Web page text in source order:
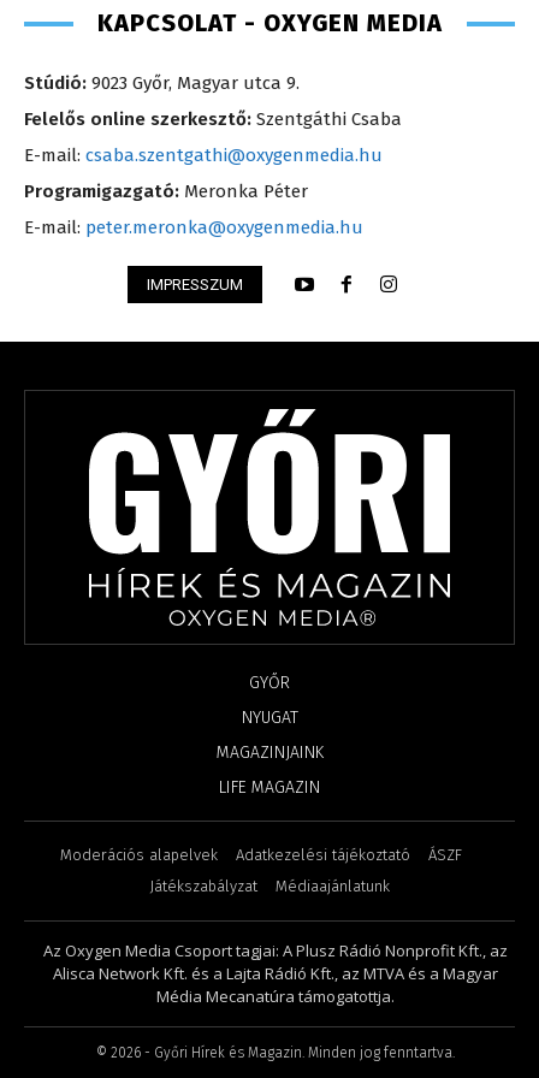
KAPCSOLAT - OXYGEN MEDIA
Stúdió: 9023 Győr, Magyar utca 9.
Felelős online szerkesztő: Szentgáthi Csaba
E-mail: csaba.szentgathi@oxygenmedia.hu
Programigazgató: Meronka Péter
E-mail: peter.meronka@oxygenmedia.hu
IMPRESSZUM
GYŐR
NYUGAT
MAGAZINJAINK
LIFE MAGAZIN
Moderációs alapelvek Adatkezelési tájékoztató
ÁSZF
Játékszabályzat
Médiaajánlatunk
Az Oxygen Media Csoport tagjai: A Plusz Rádió Nonprofit Kft., az
Alisca Network Kft. és a Lajta Rádió Kft., az MTVA és a Magyar
Média Mecanatúra támogatottja.
© 2026 - Győri Hírek és Magazin. Minden jog fenntartva.